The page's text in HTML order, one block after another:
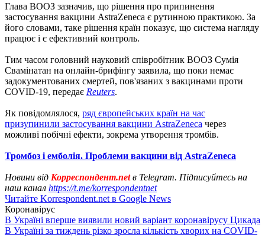
Глава ВООЗ зазначив, що рішення про припинення
застосування вакцини AstraZeneca є рутинною практикою. За
його словами, таке рішення країн показує, що система нагляду
працює і є ефективний контроль.
Тим часом головний науковий співробітник ВООЗ Сумія
Свамінатан на онлайн-брифінгу заявила, що поки немає
задокументованих смертей, пов'язаних з вакцинами проти
COVID-19, передає Reuters.
Як повідомлялося, ряд європейських країн на час
призупинили застосування вакцини AstraZeneca через
можливі побічні ефекти, зокрема утворення тромбів.
Тромбоз і емболія. Проблеми вакцини від AstraZeneca
Новини від Корреспондент.netв Telegram. Підписуйтесь на
наш канал https://t.me/korrespondentnet
Читайте Korrespondent.net в Google News
Коронавірус
В Україні вперше виявили новий варіант коронавірусу Цикада
В Україні за тиждень різко зросла кількість хворих на COVID-